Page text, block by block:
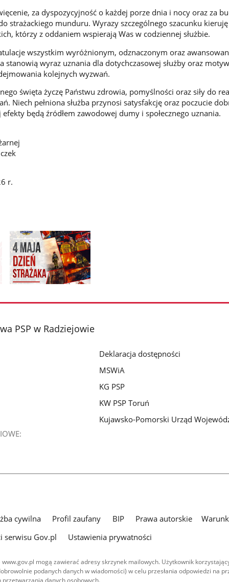
za dyspozycyjność o każdej porze dnia i nocy oraz za
strażackiego munduru. Wyrazy szczególnego szacunku
którzy z oddaniem wspierają Was w codziennej służbie.
wszystkim wyróżnionym, odznaczonym oraz
stanowią wyraz uznania dla dotychczasowej służby oraz
kolejnych wyzwań.
święta życzę Państwu zdrowia, pomyślności oraz siły do
Niech pełniona służba przynosi satysfakcję oraz poczucie
będą źródłem zawodowej dumy i społecznego uznania.
r.
zdjęcie
galerii.
PSP w Radziejowie
Deklaracja dostępności
MSWiA
KG PSP
KW PSP Toruń
Kujawsko-Pomorski Urząd
cywilna Profil zaufany BIP Prawa autorskie
serwisu Gov.pl
Ustawienia prywatności
mogą zawierać adresy skrzynek mailowych. Użytkownik
podanych danych w wiadomości) w celu przesłania odpowiedzi na
danych osobowych.